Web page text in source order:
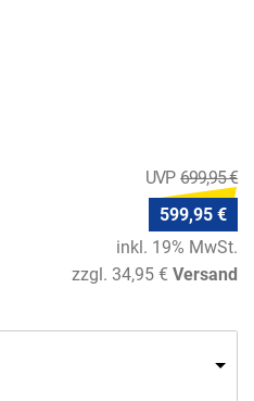
699,95 €
599,95 €
inkl. 19% MwSt.
zzgl. 34,95 € Versand